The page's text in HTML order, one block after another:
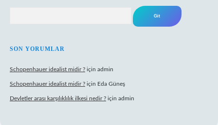
SON YORUMLAR
Schopenhauer idealist midir ? için admin
Schopenhauer idealist midir ? için Eda Güneş
Devletler arası karşılıklılık ilkesi nedir ? için admin